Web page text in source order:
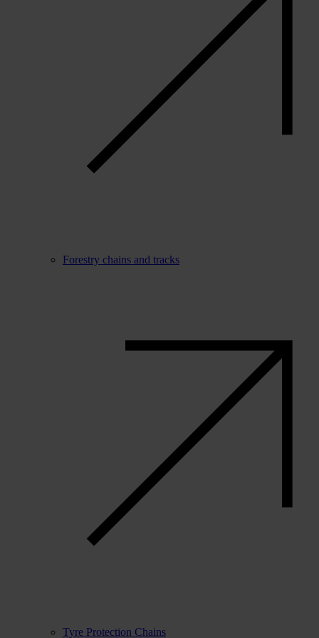
Forestry chains and tracks
Tyre Protection Chains